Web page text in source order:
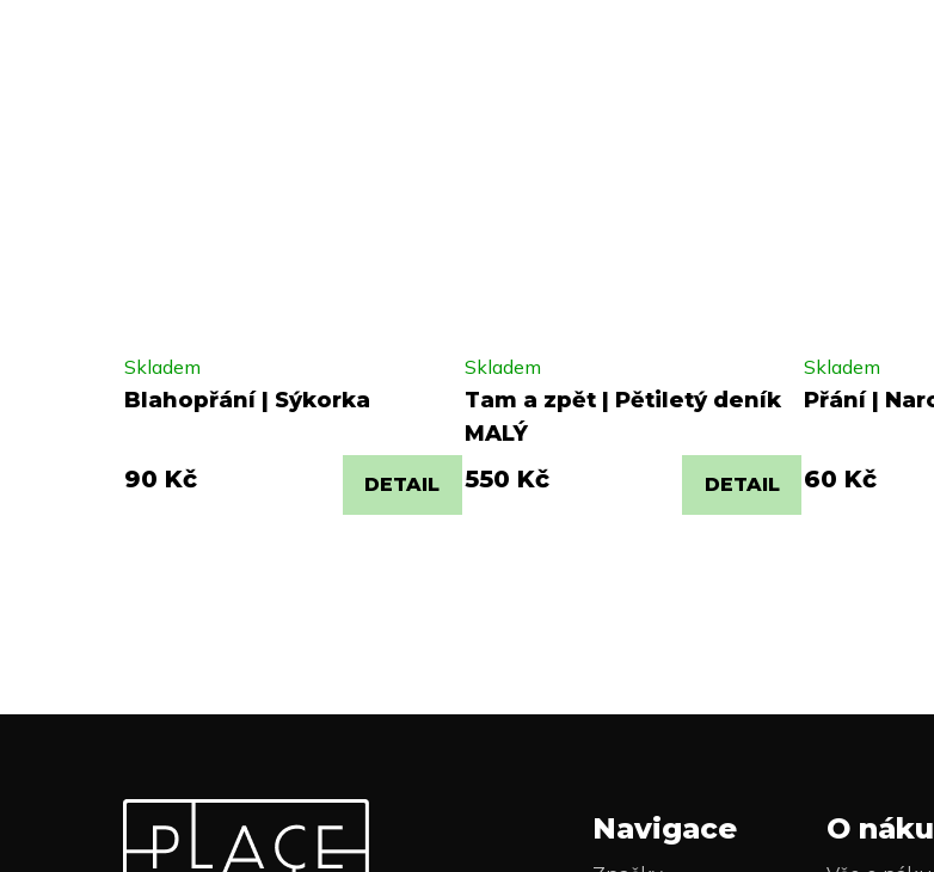
Blahopřání | Sýkorka
Skladem
90 Kč DETAIL
Tam a zpět | Pětiletý deník
MALÝ
Skladem
550 Kč DETAIL
Přání |
Skladem
60 Kč
Odebírat newsletter Navigace O